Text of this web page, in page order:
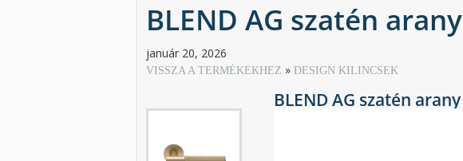
BLEND AG szatén arany
január 20, 2026
VISSZA A TERMÉKEKHEZ DESIGN KILINCSEK
BLEND AG szatén arany